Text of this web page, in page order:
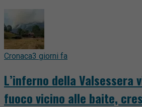
Cronaca3 giorni fa
L’inferno della Valsessera
fuoco vicino alle baite,